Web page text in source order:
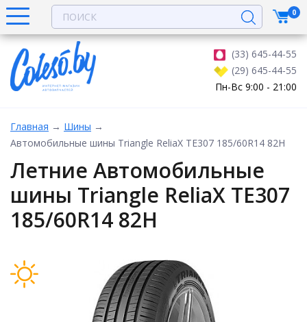
(33) 645-44-55
(29) 645-44-55
Пн-Вс 9:00 - 21:00
0
Главная → Шины →
Автомобильные шины Triangle ReliaX TE307 185/60R14 82H
Летние Автомобильные
шины Triangle ReliaX TE307
185/60R14 82H